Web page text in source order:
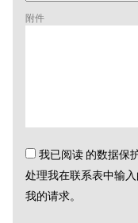
附件
我已阅读 的数据保
处理我在联系表中输
我的请求。